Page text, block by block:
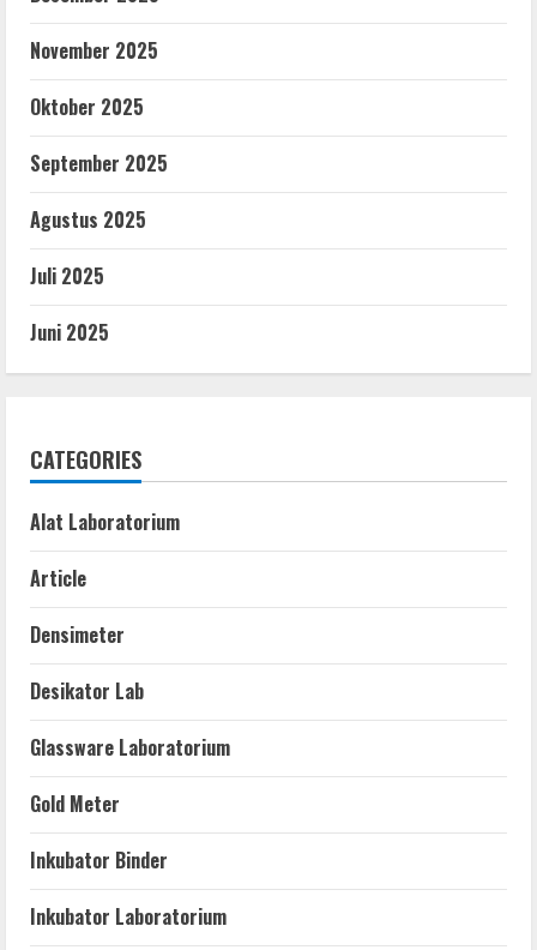
November 2025
Oktober 2025
September 2025
Agustus 2025
Juli 2025
Juni 2025
CATEGORIES
Alat Laboratorium
Article
Densimeter
Desikator Lab
Glassware Laboratorium
Gold Meter
Inkubator Binder
Inkubator Laboratorium